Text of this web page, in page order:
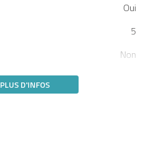
Oui
5
Non
PLUS D'INFOS